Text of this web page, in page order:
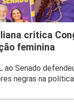
critica
feminina
ao Senado
negras na política